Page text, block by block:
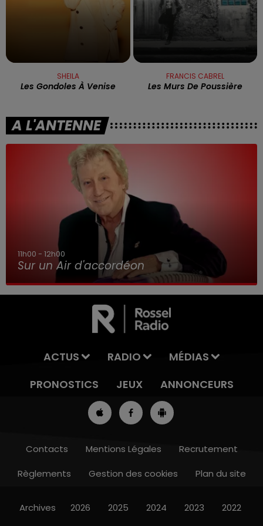
8h00 - 10h00
SHEILA
Les Gondoles À Venise
FRANCIS CABREL
Les Murs De Poussière
A L'ANTENNE
11h00 - 12h00
Sur un Air d'accordéon
ACTUS RADIO
MÉDIAS
PRONOSTICS
JEUX ANNONCEURS
Contacts Mentions Légales
Recrutement
Règlements
Gestion des cookies Plan du site
Archives 2026 2025 2024 2023 2022